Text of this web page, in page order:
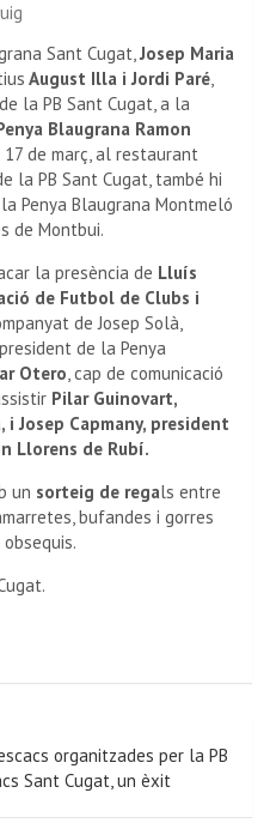
Sant Cugat,Josep Maria
August Illa i Jordi Paré,
la PB Sant Cugat, a la
Blaugrana Ramon
17 de març, al restaurant
la PB Sant Cugat, també hi
Penya Blaugrana Montmeló
de Montbui.
la presència de Lluís
de Futbol de Clubs i
de Josep Solà,
de la Penya
Otero, cap de comunicació
Pilar Guinovart,
Josep Capmany, president
Llorens de Rubí.
un sorteig de regals entre
bufandes i gorres
organitzades per la PB
Sant Cugat, un èxit